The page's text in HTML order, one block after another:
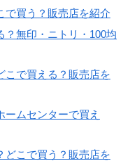
で買う？販売店を紹介
？無印・ニトリ・100均
こで買える？販売店を
ムセンターで買え
どこで買う？販売店を